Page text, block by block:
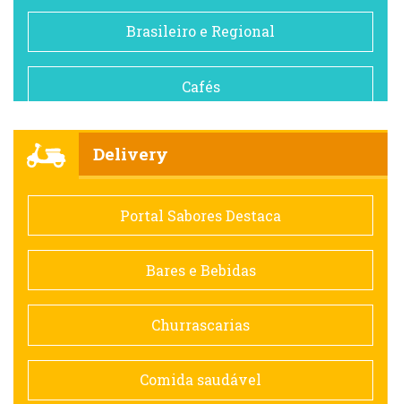
Brasileiro e Regional
Cafés
Comida saudável
Contemporânea
Doceria
Espanhola
Delivery
Portal Sabores Destaca
Bares e Bebidas
Churrascarias
Comida saudável